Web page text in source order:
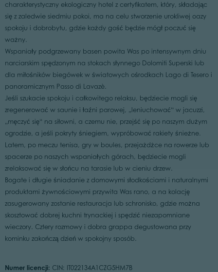
charakterystyczny ekologiczny hotel z certyfikatem, który, składając
się z zaledwie siedmiu pokoi, ma na celu stworzenie urokliwej oazy
spokoju i dobrobytu, gdzie każdy gość będzie mógł poczuć się
ważny.
Wspaniały podgrzewany basen powita Was po intensywnym dniu
narciarskim spędzonym na stokach słynnego Dolomiti Superski lub
dla miłośników biegówek w światowych ośrodkach Lago di Tesero i
panoramicznym Passo di Lavazè.
Jeśli szukacie spokoju i całkowitego relaksu, będziecie mogli się
zregenerować w saunie i łaźni parowej, „leniuchować“ w jacuzzi,
„męczyć się“ na siłowni, a czemu nie, przejść się po naszym dużym
ogrodzie, a jeśli pokryty śniegiem, wypróbować rakiety śnieżne.
Latem, po meczu tenisa, gry w boules, przejażdżce na rowerze lub
spacerze po naszych wspaniałych górach, będziecie mogli
zrelaksować się w słońcu na tarasie lub w cieniu drzew.
Bogate i długie śniadanie z domowymi słodkościami i naturalnymi
produktami żywnościowymi przywita Was rano, a na kolację
zasugerowany zostanie restauracja lub schronisko, gdzie można
skosztować dobrej kuchni trynackiej i spędzić niezapomniane
wieczory. Cztery rozmowy i dobra grappa degustowana przy
kominku zakończą dzień w spokojny sposób.
Numer licencji: CIN: IT022134A1CZG5HM7B